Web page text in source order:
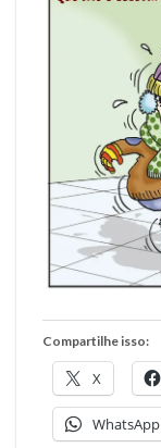
Compartilhe isso:
X
WhatsApp